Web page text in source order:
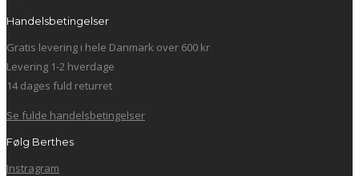
Handelsbetingelser
Gratis levering i hele Danmark over 600 kr
Levering 1-2 hverdage
14 dages fuld returret
Se fulde handelsbetingelser
Følg Berthes
Instragram